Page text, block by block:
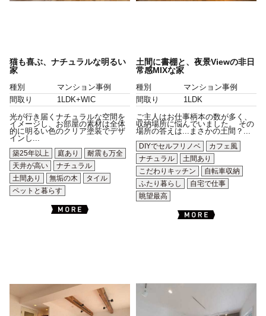
猫も喜ぶ、ナチュラルな明るい
家
種別
マンション事例
間取り
1LDK+WIC
光が行き届くナチュラルな空間を
イメージし、お部屋の素材は全体
的に明るい色のクリア塗装でデザ
インし...
築25年以上
庭あり
耐震も万全
天井が高い
ナチュラル
土間あり
無垢の木
タイル
ペットと暮らす
土間に書棚と、夜景Viewの非日
常感MIXな家
種別
マンション事例
間取り
1LDK
ご主人はお仕事柄本の数が多く、
収納場所に悩んでいました。 その
場所の答えは...まさかの土間？...
DIYでセルフリノベ
カフェ風
ナチュラル
土間あり
こだわりキッチン
自転車収納
ふたり暮らし
自宅で仕事
眺望最高